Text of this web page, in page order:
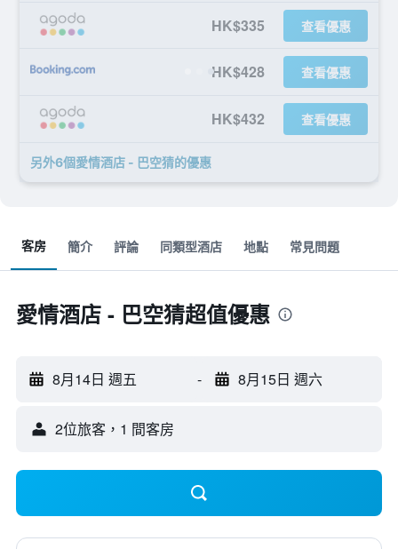
HK$335 查看優惠
HK$428 查看優惠
HK$432 查看優惠
另外6個愛情酒店 - 巴空猜​的優惠
客房 簡介 評論 同類型酒店 地點 常見問題
愛情酒店 - 巴空猜超值優惠
8月14日 週五 - 8月15日 週六
2位旅客，1 間客房